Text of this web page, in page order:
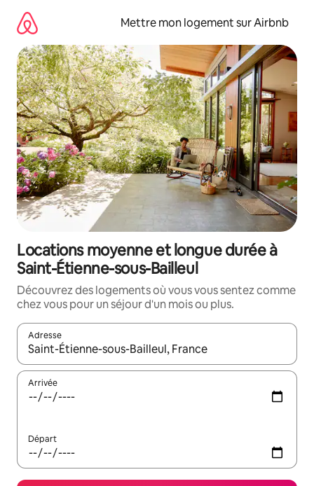
directement
contenu
Mettre mon logement sur Airbnb
Locations moyenne et longue durée à
Saint-Étienne-sous-Bailleul
Découvrez des logements où vous vous sentez comme
chez vous pour un séjour d'un mois ou plus.
Adresse
Lorsque les résultats s'affichent, utilisez les flèches vers le
Arrivée
Départ